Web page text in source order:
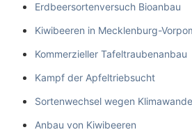
Erdbeersortenversuch Bioanbau
Kiwibeeren in Mecklenburg-
Kommerzieller Tafeltraubenanbau
Kampf der Apfeltriebsucht
Sortenwechsel wegen
Anbau von Kiwibeeren